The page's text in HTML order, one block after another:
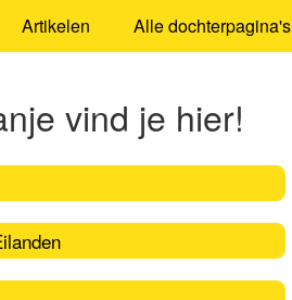
Artikelen Alle dochterpagina's
vind je hier!